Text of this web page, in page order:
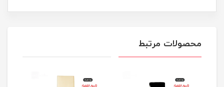
محصولات مرتبط